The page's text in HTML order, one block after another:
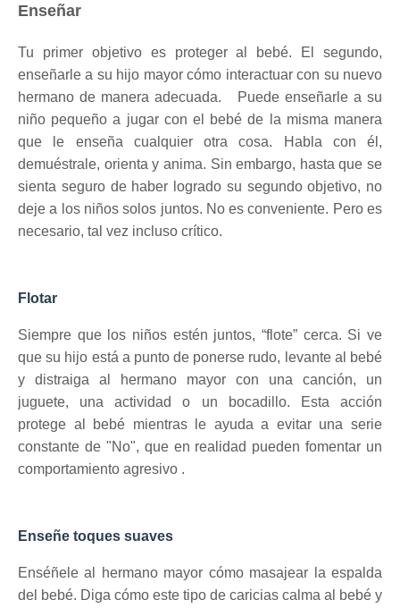
Enseñar
Tu primer objetivo es proteger al bebé.
El segundo,
enseñarle a su hijo mayor cómo interactuar con su nuevo
hermano de manera adecuada.
Puede enseñarle a su
niño pequeño a jugar con el bebé de la misma manera
que le enseña cualquier otra cosa.
Habla con él,
demuéstrale, orienta y anima. Sin embargo, hasta que se
sienta seguro de haber logrado su segundo objetivo, no
deje a los niños solos juntos. No es conveniente. Pero es
necesario, tal vez incluso crítico.
Flotar
Siempre que los niños estén juntos, “flote” cerca. Si ve
que su hijo está a punto de ponerse rudo, levante al bebé
y distraiga al hermano mayor con una canción, un
juguete, una actividad o un bocadillo.
Esta acción
protege al bebé mientras le ayuda a evitar una serie
constante de "No", que en realidad pueden fomentar un
comportamiento agresivo .
Enseñe toques suaves
Enséñele al hermano mayor cómo masajear la espalda
del bebé. Diga cómo este tipo de caricias calma al bebé y